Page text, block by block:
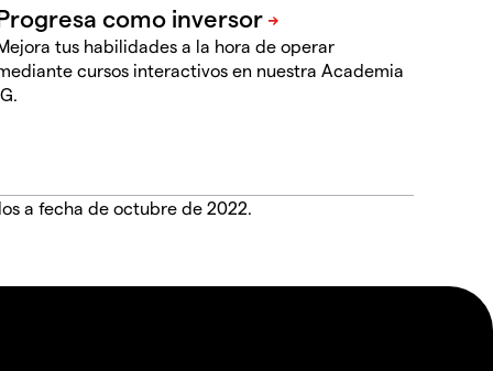
tus habilidades a la hora de operar
cursos interactivos en nuestra Academia
a fecha de octubre de 2022.